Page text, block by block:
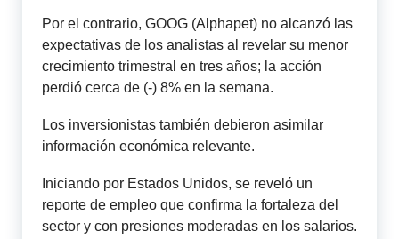
Por el contrario, GOOG (Alphapet) no alcanzó las
expectativas de los analistas al revelar su menor
crecimiento trimestral en tres años; la acción
perdió cerca de (-) 8% en la semana.
Los inversionistas también debieron asimilar
información económica relevante.
Iniciando por Estados Unidos, se reveló un
reporte de empleo que confirma la fortaleza del
sector y con presiones moderadas en los salarios.